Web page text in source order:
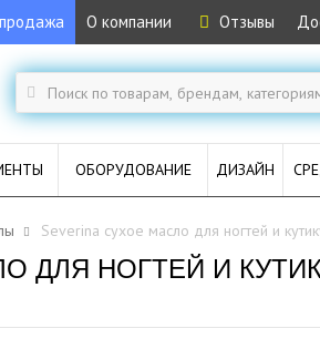
О компании Отзывы
ОБОРУДОВАНИЕ ДИЗАЙН
Severina сухое масло для ногтей и
ДЛЯ НОГТЕЙ И